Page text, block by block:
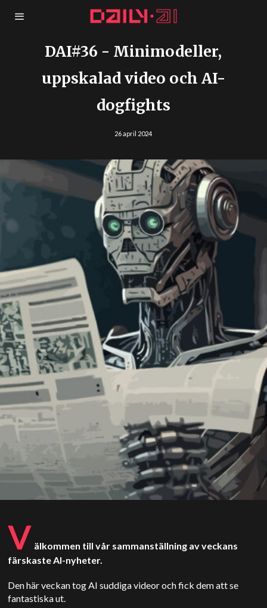
DAI#36 - Minimodeller,
uppskalad video och AI-
dogfights
26 april 2024
V älkommen till vår sammanställning av veckans
färskaste AI-nyheter.
Den här veckan tog AI suddiga videor och fick dem att se
fantastiska ut.